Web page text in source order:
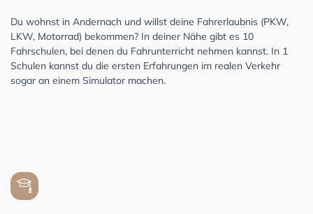
Du wohnst in Andernach und willst deine Fahrerlaubnis (PKW,
LKW, Motorrad) bekommen? In deiner Nähe gibt es 10
Fahrschulen, bei denen du Fahrunterricht nehmen kannst. In 1
Schulen kannst du die ersten Erfahrungen im realen Verkehr
sogar an einem Simulator machen.